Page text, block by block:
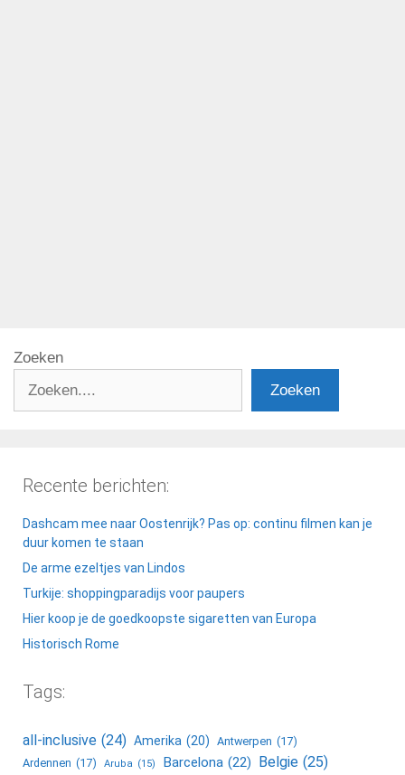
Zoeken
Zoeken
Recente berichten:
Dashcam mee naar Oostenrijk? Pas op: continu filmen kan je
duur komen te staan
De arme ezeltjes van Lindos
Turkije: shoppingparadijs voor paupers
Hier koop je de goedkoopste sigaretten van Europa
Historisch Rome
Tags:
all-inclusive (24) Amerika (20) Antwerpen (17)
Ardennen (17) Aruba (15) Barcelona (22) Belgie (25)